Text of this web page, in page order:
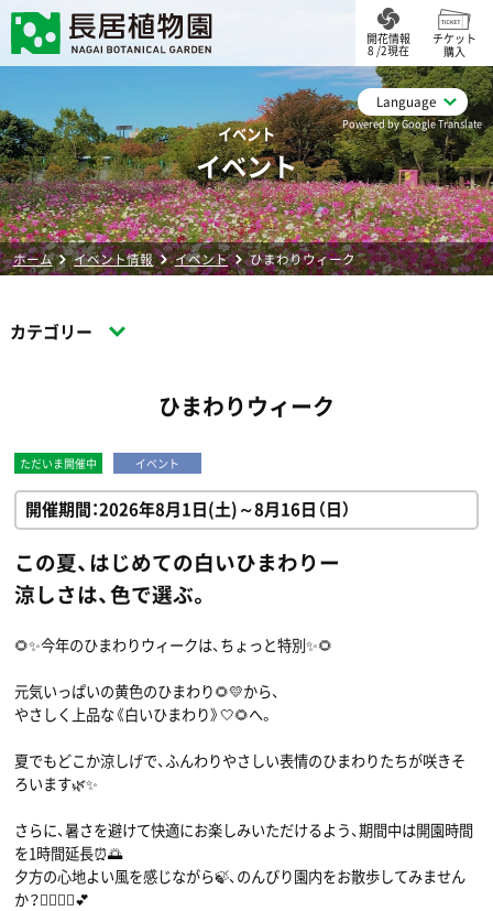
Language
Powered by Google Translate
開花情報
8 /2現在
チケット
購入
イベント
イベント
ホーム イベント情報 イベント ひまわりウィーク
カテゴリー
ひまわりウィーク
ただいま開催中 イベント
開催期間：2026年8月1日(土)～8月16日（日）
この夏、はじめての白いひまわりー
涼しさは、色で選ぶ。
🌻✨今年のひまわりウィークは、ちょっと特別✨🌻
元気いっぱいの黄色のひまわり🌻💛から、
やさしく上品な《白いひまわり》🤍🌻へ。
夏でもどこか涼しげで、ふんわりやさしい表情のひまわりたちが咲きそ
ろいます🌿✨
さらに、暑さを避けて快適にお楽しみいただけるよう、期間中は開園時間
を1時間延長⏰🌅
夕方の心地よい風を感じながら🍃、のんびり園内をお散歩してみません
か？🚶‍♀️🚶‍♂️💕